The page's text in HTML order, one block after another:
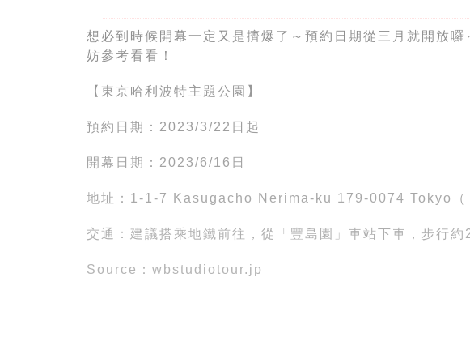
想必到時候開幕一定又是擠爆了～預約日期從三月就開放
妨參考看看！
【東京哈利波特主題公園】
預約日期：2023/3/22日起
開幕日期：2023/6/16日
地址：1-1-7 Kasugacho Nerima-ku 179-0074 Tokyo（
交通：建議搭乘地鐵前往，從「豐島園」車站下車，步行約
Source：wbstudiotour.jp